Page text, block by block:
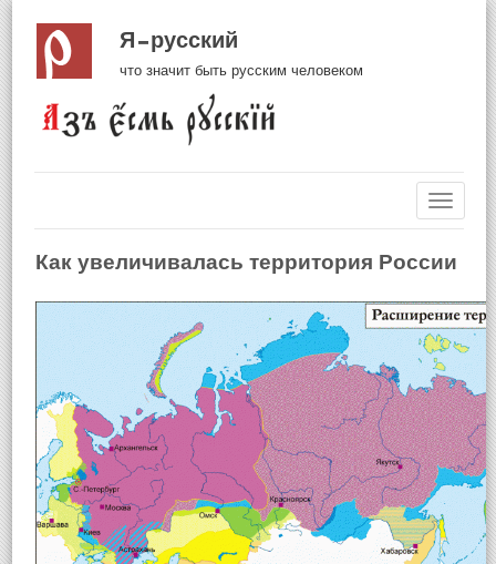
Я русский
что значит быть русским человеком
Как увеличивалась территория России